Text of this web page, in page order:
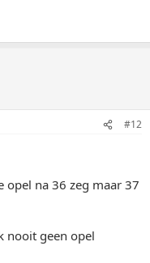
#12
opel na 36 zeg maar 37
nooit geen opel